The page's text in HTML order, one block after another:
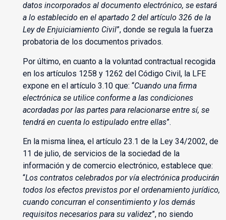
datos incorporados al documento electrónico, se estará
a lo establecido en el apartado 2 del artículo 326 de la
Ley de Enjuiciamiento Civil”, donde se regula la fuerza
probatoria de los documentos privados.
Por último, en cuanto a la voluntad contractual recogida
en los artículos 1258 y 1262 del Código Civil, la LFE
expone en el artículo 3.10 que: “Cuando una firma
electrónica se utilice conforme a las condiciones
acordadas por las partes para relacionarse entre sí, se
tendrá en cuenta lo estipulado entre ellas”.
En la misma línea, el artículo 23.1 de la Ley 34/2002, de
11 de julio, de servicios de la sociedad de la
información y de comercio electrónico, establece que:
“Los contratos celebrados por vía electrónica producirán
todos los efectos previstos por el ordenamiento jurídico,
cuando concurran el consentimiento y los demás
requisitos necesarios para su validez”, no siendo